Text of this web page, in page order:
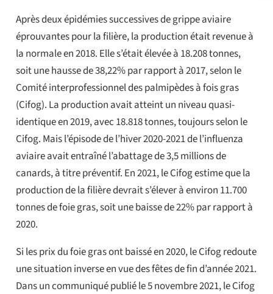
Après deux épidémies successives de grippe aviaire
éprouvantes pour la filière, la production était revenue à
la normale en 2018. Elle s’était élevée à 18.208 tonnes,
soit une hausse de 38,22% par rapport à 2017, selon le
Comité interprofessionnel des palmipèdes à fois gras
(Cifog). La production avait atteint un niveau quasi-
identique en 2019, avec 18.818 tonnes, toujours selon le
Cifog. Mais l’épisode de l’hiver 2020-2021 de l’influenza
aviaire avait entraîné l’abattage de 3,5 millions de
canards, à titre préventif. En 2021, le Cifog estime que la
production de la filière devrait s’élever à environ 11.700
tonnes de foie gras, soit une baisse de 22% par rapport à
2020.
Si les prix du foie gras ont baissé en 2020, le Cifog redoute
une situation inverse en vue des fêtes de fin d’année 2021.
Dans un communiqué publié le 5 novembre 2021, le Cifog